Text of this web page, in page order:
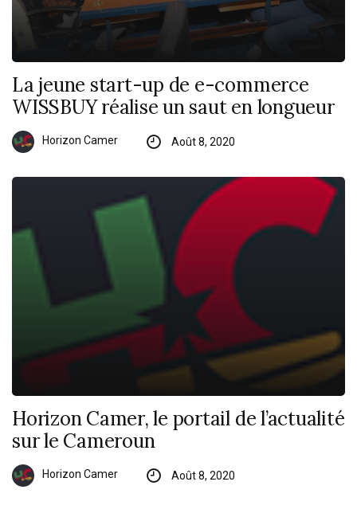
La jeune start-up de e-commerce
WISSBUY réalise un saut en longueur
Horizon Camer Août 8, 2020
Horizon Camer, le portail de l’actualité
sur le Cameroun
Horizon Camer Août 8, 2020